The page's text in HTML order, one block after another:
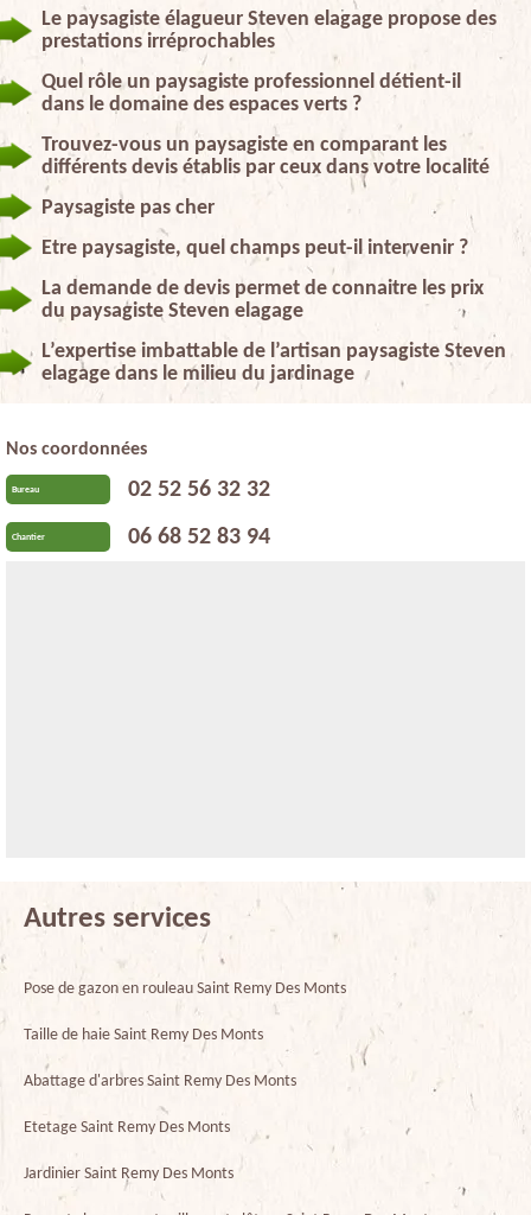
Le paysagiste élagueur Steven elagage propose des
prestations irréprochables
Quel rôle un paysagiste professionnel détient-il
dans le domaine des espaces verts ?
Trouvez-vous un paysagiste en comparant les
différents devis établis par ceux dans votre localité
Paysagiste pas cher
Etre paysagiste, quel champs peut-il intervenir ?
La demande de devis permet de connaitre les prix
du paysagiste Steven elagage
L’expertise imbattable de l’artisan paysagiste Steven
elagage dans le milieu du jardinage
Nos coordonnées
Bureau 02 52 56 32 32
Chantier 06 68 52 83 94
Autres services
Pose de gazon en rouleau Saint Remy Des Monts
Taille de haie Saint Remy Des Monts
Abattage d'arbres Saint Remy Des Monts
Etetage Saint Remy Des Monts
Jardinier Saint Remy Des Monts